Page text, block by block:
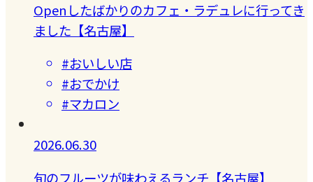
Openしたばかりのカフェ・ラデュレに行ってき
ました【名古屋】
#おいしい店
#おでかけ
#マカロン
2026.06.30
旬のフルーツが味わえるランチ【名古屋】